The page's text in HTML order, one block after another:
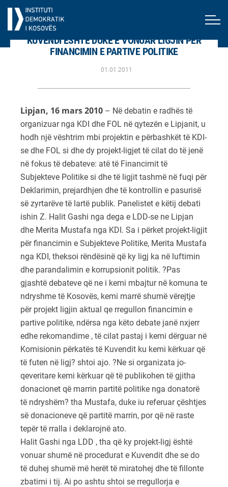
KUVENDI ËSHTË DUKE E VONUAR LIGJIN PËR
FINANCIMIN E PARTIVE POLITIKE
01.01.2011
Lipjan, 16 mars 2010 – Në debatin e radhës të
organizuar nga KDI dhe FOL në qytezën e Lipjanit, u
hodh një vështrim mbi projektin e përbashkët të KDI-
se dhe FOL si dhe dy projekt-ligjet të cilat do të jenë
në fokus të debateve: atë të Financimit të
Subjekteve Politike si dhe të ligjit tashmë në fuqi për
Deklarimin, prejardhjen dhe të kontrollin e pasurisë
së zyrtarëve të lartë publik. Panelistet e këtij debati
ishin Z. Halit Gashi nga dega e LDD-se ne Lipjan
dhe Merita Mustafa nga KDI. Sa i përket projekt-ligjit
për financimin e Subjekteve Politike, Merita Mustafa
nga KDI, theksoi rëndësinë që ky ligj ka në luftimin
dhe parandalimin e korrupsionit politik. ?Pas
gjashtë debateve që ne i kemi mbajtur në komuna te
ndryshme të Kosovës, kemi marrë shumë vërejtje
për projekt ligjin aktual qe rregullon financimin e
partive politike, ndërsa nga këto debate janë nxjerr
edhe rekomandime , të cilat pastaj i kemi dërguar në
Komisionin përkatës të Kuvendit ku kemi kërkuar që
të futen në ligj? shtoi ajo. ?Ne si organizata jo-
qeveritare kemi kërkuar që të publikohen të gjitha
donacionet që marrin partitë politike nga donatorë
të ndryshëm? tha Mustafa, duke iu referuar çështjes
së donacioneve që partitë marrin, por që në raste
tepër të rralla i deklarojnë ato.
Halit Gashi nga LDD , tha që ky projekt-ligj është
vonuar shumë në procedurat e Kuvendit dhe se do
të duhej shumë më herët të miratohej dhe të fillonte
zbatimi i tij. Ai po ashtu shtoi se rregullorja e